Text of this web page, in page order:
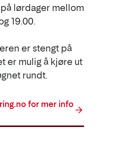
lørdager mellom
19.00.
er stengt på
er mulig å kjøre ut
rundt.
for mer info